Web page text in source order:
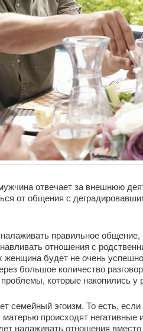
отвечает за внешнюю
от общения с
правильное
отношения с
женщина будет не очень
большое количество
которые накопились
семейный эгоизм. То есть,
происходят
налаживать отношения